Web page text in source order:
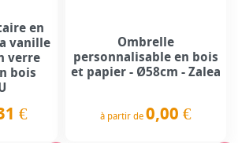
en
vanille
verre
bois
€
Ombrelle
personnalisable en bois
et papier - Ø58cm - Zalea
à partir de 0,00 €